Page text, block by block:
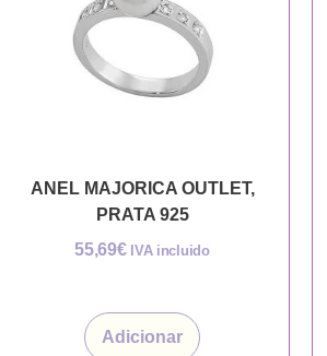
ANEL MAJORICA OUTLET,
PRATA 925
55,69€ IVA incluido
Adicionar